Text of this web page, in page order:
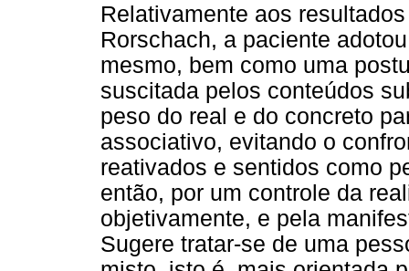
Relativamente aos
Rorschach, a paciente
mesmo, bem como uma
suscitada pelos conteúdos
peso do real e do concreto
associativo, evitando o
reativados e sentidos como
então, por um controle da
objetivamente, e pela
Sugere tratar-se de uma